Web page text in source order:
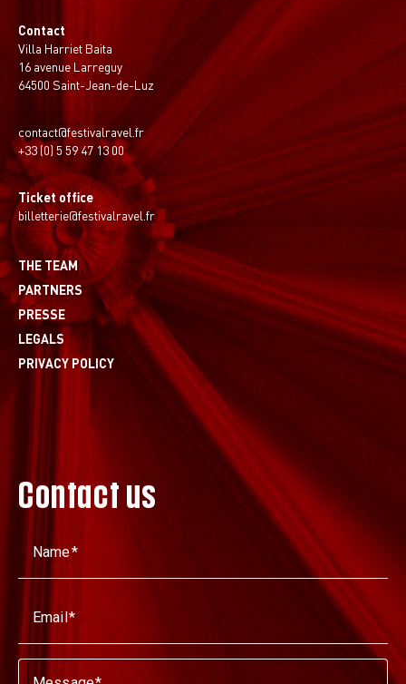
Contact
Villa Harriet Baita
16 avenue Larreguy
64500 Saint-Jean-de-Luz
contact@festivalravel.fr
+33 (0) 5 59 47 13 00
Ticket office
billetterie@festivalravel.fr
THE TEAM
PARTNERS
PRESSE
LEGALS
PRIVACY POLICY
Contact us
Name
Email